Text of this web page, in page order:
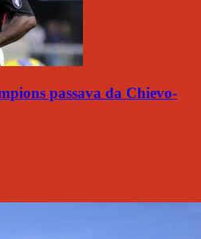
passava da Chievo-